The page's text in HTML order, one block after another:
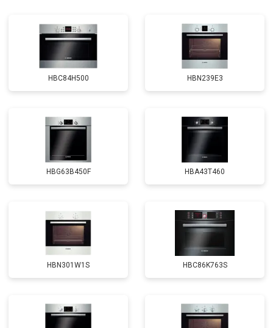
HBC84H500 HBN239E3
HBG63B450F HBA43T460
HBN301W1S HBC86K763S